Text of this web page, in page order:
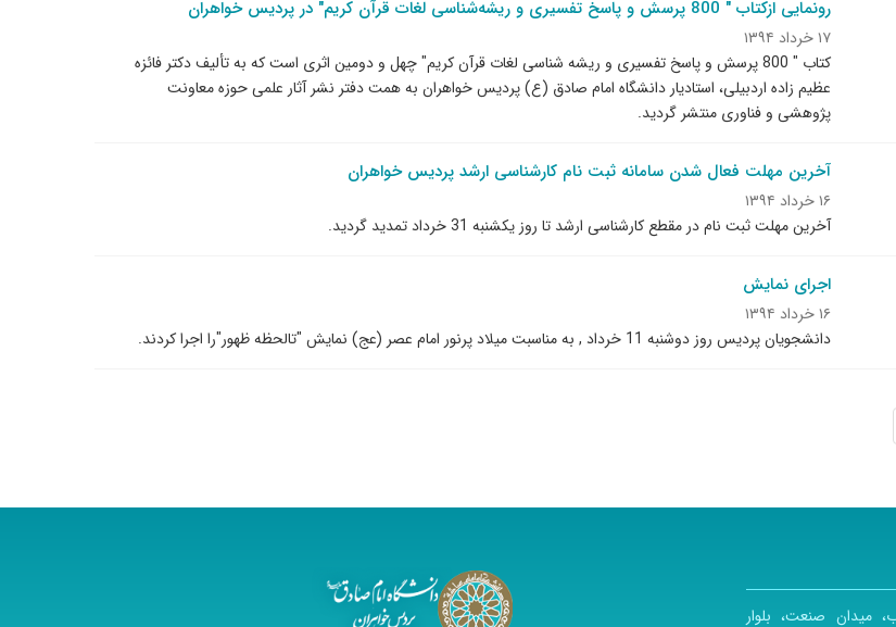
رونمایی ازکتاب " 800 پرسش و پاسخ تفسیری و ریشه‌شناسی لغات قرآن کریم" در پردیس خواهران
۱۷ خرداد ۱۳۹۴
کتاب " 800 پرسش و پاسخ تفسیری و ریشه‌ شناسی لغات قرآن کریم" چهل و دومین اثری است که به تألیف دکتر فائزه
عظیم زاده اردبیلی، استادیار دانشگاه امام صادق (ع) پردیس خواهران به همت دفتر نشر آثار علمی حوزه معاونت
پژوهشی و فناوری منتشر گردید.
آخرین مهلت فعال شدن سامانه ثبت نام کارشناسی ارشد پردیس خواهران
۱۶ خرداد ۱۳۹۴
آخرین مهلت ثبت نام در مقطع کارشناسی ارشد تا روز یکشنبه 31 خرداد تمدید گردید.
اجرای نمایش
۱۶ خرداد ۱۳۹۴
دانشجویان پردیس روز دوشنبه 11 خرداد , به مناسبت میلاد پرنور امام عصر (عج) نمایش "تالحظه ظهور"را اجرا کردند.
میدان صنعت، بلوار